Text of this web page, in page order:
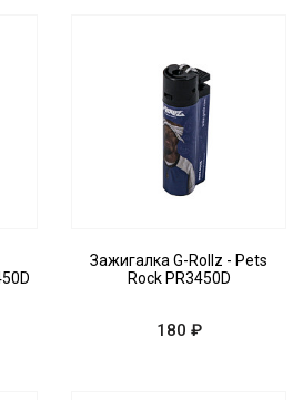
Зажигалка G-Rollz - Pets
Rock PR3450D
180 ₽